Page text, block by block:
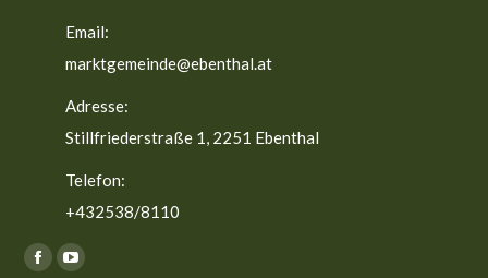
Email:
marktgemeinde@ebenthal.at
Adresse:
Stillfriederstraße 1, 2251 Ebenthal
Telefon:
+432538/8110
Finden Sie uns auf:
FacebookYouTube